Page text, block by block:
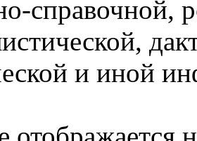
справочной,
и иной